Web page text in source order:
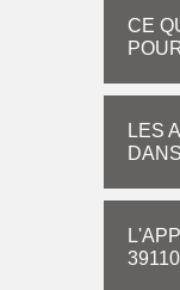
CE
LES
39110